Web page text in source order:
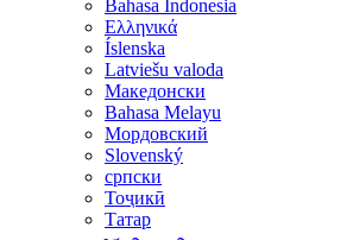
Bahasa Indonesia
Ελληνικά
Íslenska
Latviešu valoda
Македонски
Bahasa Melayu
Мордовский
Slovenský
српски
Тоҷикӣ
Татар